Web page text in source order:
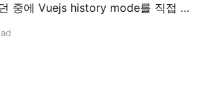
중에 Vuejs history mode를 직접 테
History 모드 ·
버 설정이 필요한데, 간단한 기본